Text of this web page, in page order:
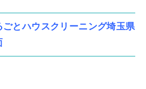
ごとハウスクリーニング埼玉県